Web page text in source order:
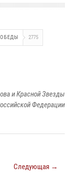
2775
и Красной Звезды
Федерации
Следующая →